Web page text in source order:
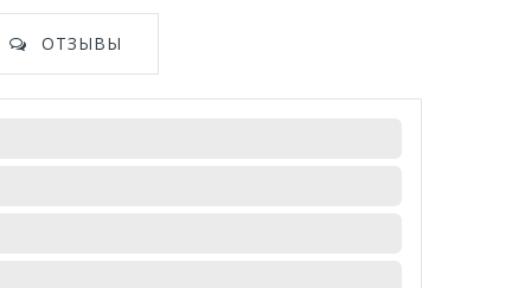
ОТЗЫВЫ